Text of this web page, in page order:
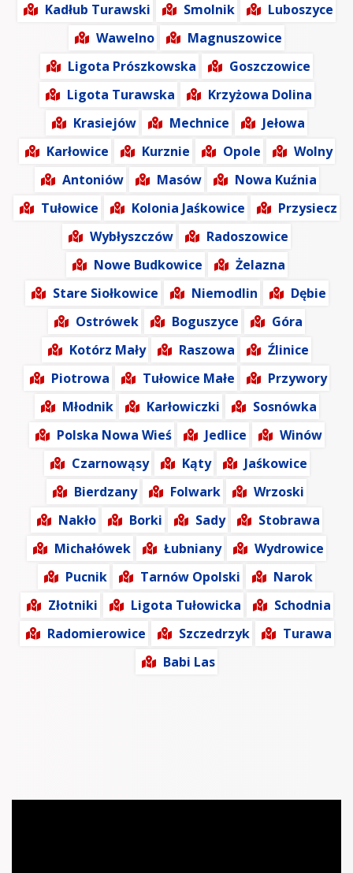
Kadłub Turawski
Smolnik
Luboszyce
Wawelno
Magnuszowice
Ligota Prószkowska
Goszczowice
Ligota Turawska
Krzyżowa Dolina
Krasiejów
Mechnice
Jełowa
Karłowice
Kurznie Opole
Wolny
Antoniów
Masów
Nowa Kuźnia
Tułowice
Kolonia Jaśkowice
Przysiecz
Wybłyszczów
Radoszowice
Nowe Budkowice
Żelazna
Stare Siołkowice
Niemodlin
Dębie
Ostrówek
Boguszyce
Góra
Kotórz Mały
Raszowa
Źlinice
Piotrowa
Tułowice Małe
Przywory
Młodnik
Karłowiczki
Sosnówka
Polska Nowa Wieś
Jedlice
Winów
Czarnowąsy
Kąty
Jaśkowice
Bierdzany
Folwark
Wrzoski
Nakło
Borki Sady
Stobrawa
Michałówek
Łubniany
Wydrowice
Pucnik
Tarnów Opolski
Narok
Złotniki
Ligota Tułowicka
Schodnia
Radomierowice
Szczedrzyk
Turawa
Babi Las